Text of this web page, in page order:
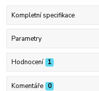
Kompletní specifikace
Parametry
Hodnocení 1
Komentáře 0